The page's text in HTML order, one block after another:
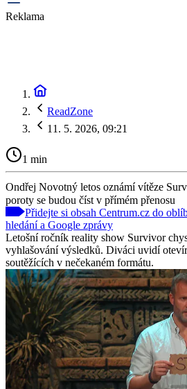
Reklama
ReadZone
11. 5. 2026, 09:21
1 min
Ondřej Novotný letos oznámí vítěze
poroty se budou číst v přímém přenosu
Přidejte si obsah Centrum.cz do
hledání a Google zprávy
Letošní ročník reality show Survivor
vyhlašování výsledků. Diváci uvidí
soutěžících v nečekaném formátu.